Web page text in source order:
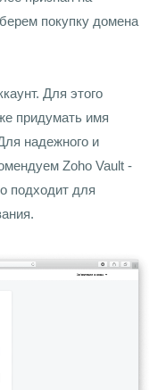
покупку домена
Для этого
придумать имя
надежного и
Zoho Vault -
подходит для